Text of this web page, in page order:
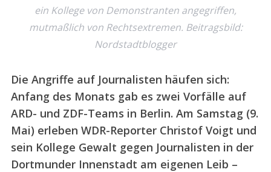
ein Kollege von Demonstranten angegriffen,
mutmaßlich von Rechtsextremen. Beitragsbild:
Nordstadtblogger
Die Angriffe auf Journalisten häufen sich:
Anfang des Monats gab es zwei Vorfälle auf
ARD- und ZDF-Teams in Berlin. Am Samstag (9.
Mai) erleben WDR-Reporter Christof Voigt und
sein Kollege Gewalt gegen Journalisten in der
Dortmunder Innenstadt am eigenen Leib –